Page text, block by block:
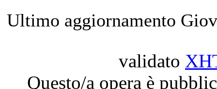
Ultimo aggiornamento
validato
Questo/a opera è